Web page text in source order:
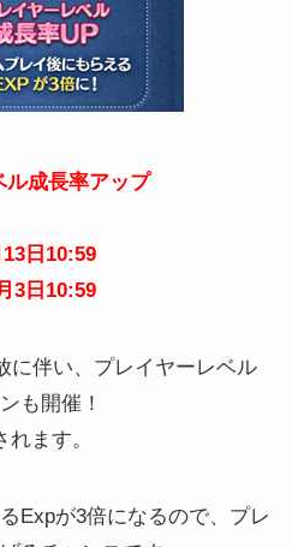
ル成長率アップ
日10:59
3日10:59
に伴い、プレイヤーレベル
も開催！
ます。
Expが3倍になるので、プレ